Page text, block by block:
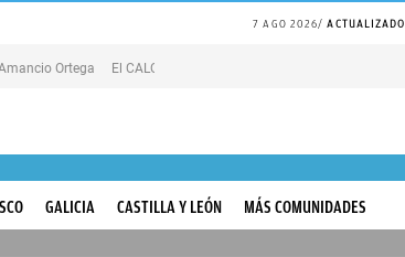
7 AGO 2026 ACTUALIZADO
Ortega El CALOR de Suiza
GALICIA CASTILLA Y LEÓN
MÁS COMUNIDADES